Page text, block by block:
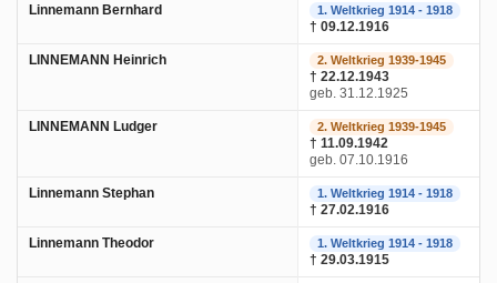
Linnemann Bernhard 1. Weltkrieg 1914 - 1918
† 09.12.1916
LINNEMANN Heinrich 2. Weltkrieg 1939-1945
† 22.12.1943
geb. 31.12.1925
LINNEMANN Ludger 2. Weltkrieg 1939-1945
† 11.09.1942
geb. 07.10.1916
Linnemann Stephan 1. Weltkrieg 1914 - 1918
† 27.02.1916
Linnemann Theodor 1. Weltkrieg 1914 - 1918
† 29.03.1915